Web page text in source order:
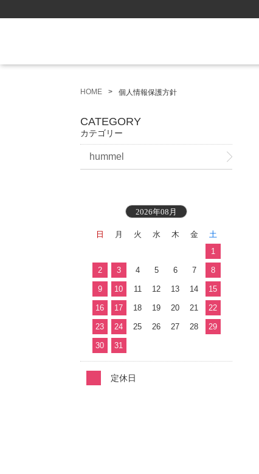
HOME 個人情報保護方針
CATEGORY
カテゴリー
hummel
2026年08月
日 月 火 水 木 金
土
1
2 3 4 5 6 7 8
9 10 11 12 13 14 15
16 17 18 19 20 21 22
23 24 25 26 27 28 29
30 31
定休日